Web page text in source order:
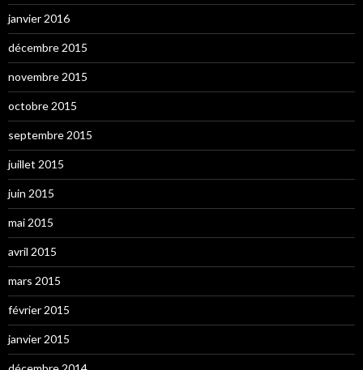
janvier 2016
décembre 2015
novembre 2015
octobre 2015
septembre 2015
juillet 2015
juin 2015
mai 2015
avril 2015
mars 2015
février 2015
janvier 2015